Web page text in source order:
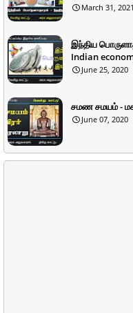
March 31, 2021
இந்திய
Indian
June 25, 2020
சமண சமயம் -
June 07, 2020